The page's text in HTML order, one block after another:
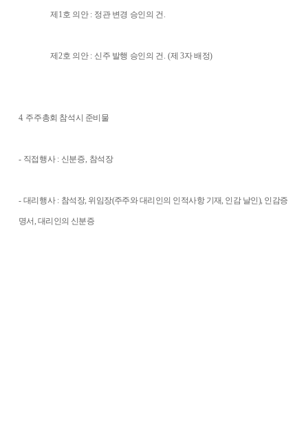
제 1호 의안 : 정관 변경 승인의 건 .
제2호 의안 : 신주 발행 승인의 건 . (제 3자 배정)
4. 주주총회 참석시 준비물
- 직접행사 : 신분증, 참석장
- 대리행사 : 참석장, 위임장(주주와 대리인의 인적사항 기재, 인감 날인), 인감증
명서, 대리인의 신분증